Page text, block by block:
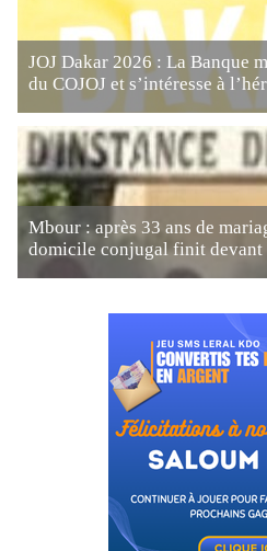
JOJ Dakar 2026 : La Banque
du COJOJ et s’intéresse à
Mbour : après 33 ans de
domicile conjugal finit